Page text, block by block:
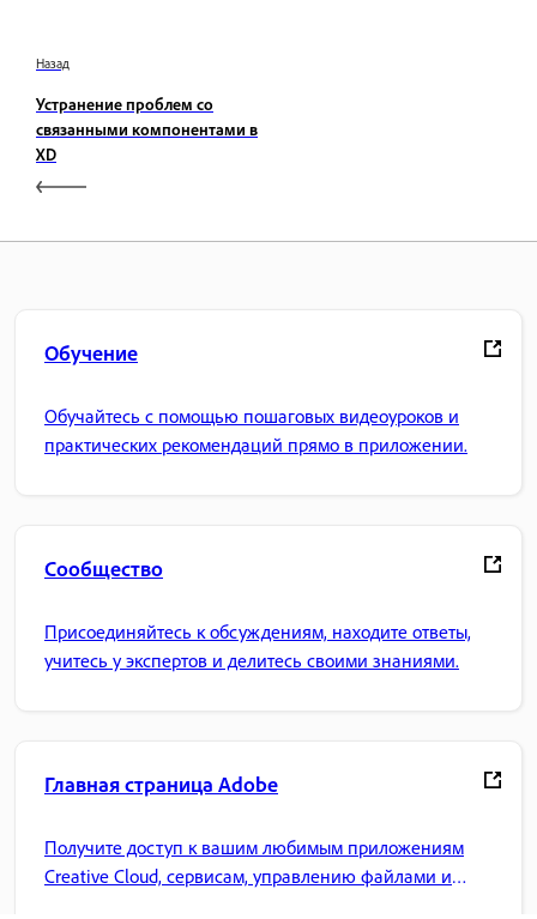
Назад
Устранение проблем со
связанными компонентами в
XD
Обучение
Обучайтесь с помощью пошаговых видеоуроков и
практических рекомендаций прямо в приложении.
Сообщество
Присоединяйтесь к обсуждениям, находите ответы,
учитесь у экспертов и делитесь своими знаниями.
Главная страница Adobe
Получите доступ к вашим любимым приложениям
Creative Cloud, сервисам, управлению файлами и